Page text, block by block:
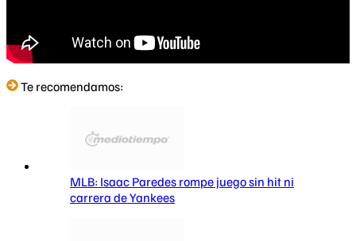
Te recomendamos:
MLB: Isaac Paredes rompe juego sin hit ni
carrera de Yankees